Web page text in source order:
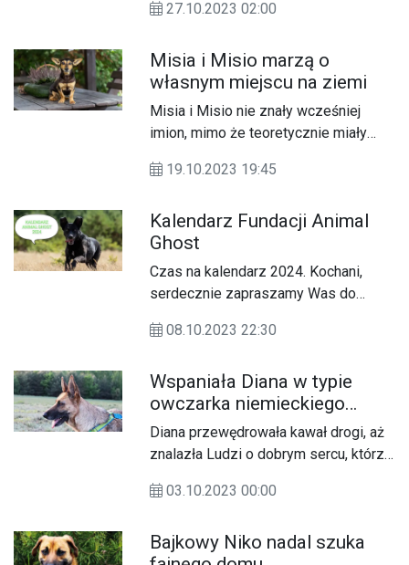
ratunek.
27.10.2023 02:00
Misia i Misio marzą o
własnym miejscu na ziemi
Misia i Misio nie znały wcześniej
imion, mimo że teoretycznie miały
zdane tylko na siebie i na dobrą wolę
bezdomniaków odróżniało je głównie
to, że mogły wracać na swoje
podwórko. Śmierć właściciela
pozbawiła je nawet tej cząstki
19.10.2023 19:45
Kalendarz Fundacji Animal
Ghost
Czas na kalendarz 2024. Kochani,
serdecznie zapraszamy Was do
Kalendarza Animal Ghost.
08.10.2023 22:30
Wspaniała Diana w typie
owczarka niemieckiego
czeka na nowy dom
Diana przewędrowała kawał drogi, aż
znalazła Ludzi o dobrym sercu, którzy
miejsce tymczasowe. Teraz suczka
opiekunów na zawsze.
03.10.2023 00:00
Bajkowy Niko nadal szuka